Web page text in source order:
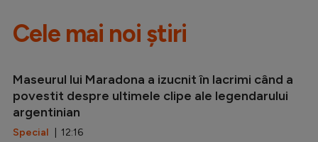
Cele mai noi știri
Maseurul lui Maradona a izucnit în lacrimi când a
povestit despre ultimele clipe ale legendarului
argentinian
Special | 12:16